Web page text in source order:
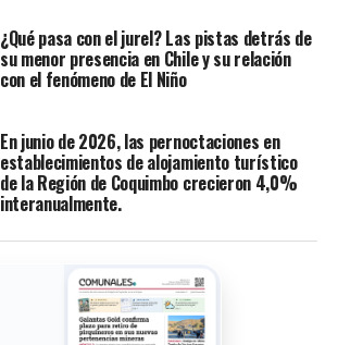
¿Qué pasa con el jurel? Las pistas detrás de
su menor presencia en Chile y su relación
con el fenómeno de El Niño
En junio de 2026, las pernoctaciones en
establecimientos de alojamiento turístico
de la Región de Coquimbo crecieron 4,0%
interanualmente.